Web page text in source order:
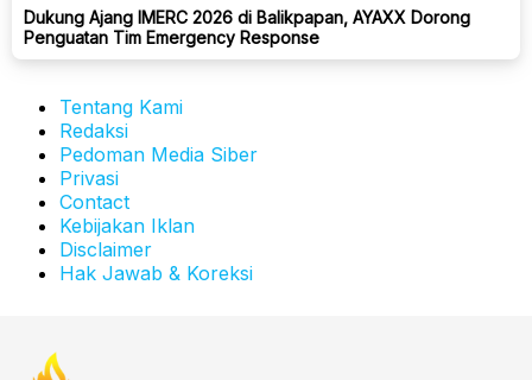
Dukung Ajang IMERC 2026 di Balikpapan, AYAXX Dorong
Penguatan Tim Emergency Response
Tentang Kami
Redaksi
Pedoman Media Siber
Privasi
Contact
Kebijakan Iklan
Disclaimer
Hak Jawab & Koreksi